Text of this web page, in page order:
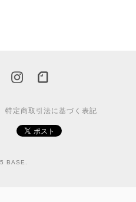
特定商取引法に基づく表記
BASE.